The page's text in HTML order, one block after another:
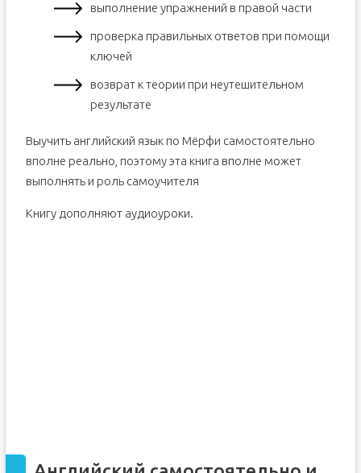
выполнение упражнений в правой части
проверка правильных ответов при помощи
ключей
возврат к теории при неутешительном
результате
Выучить английский язык по Мëрфи самостоятельно
вполне реально, поэтому эта книга вполне может
выполнять и роль самоучителя
Книгу дополняют аудиоуроки.